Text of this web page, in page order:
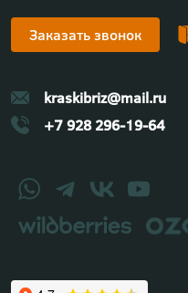
Заказать звонок
kraskibriz@mail.ru
+7 928 296-19-64